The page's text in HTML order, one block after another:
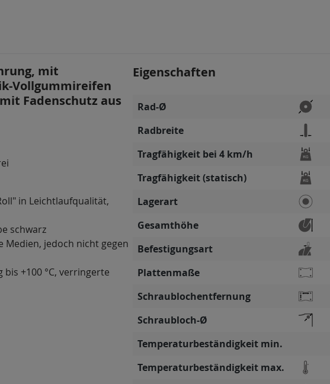
mit
Vollgummireifen
Fadenschutz aus
in Leichtlaufqualität,
schwarz
Medien, jedoch nicht gegen
bis +100 °C, verringerte
Eigenschaften
Rad-Ø
Radbreite
Tragfähigkeit bei 4 km/h
Tragfähigkeit (statisch)
Lagerart
Gesamthöhe
Befestigungsart
Plattenmaße
Schraublochentfernung
Schraubloch-Ø
Temperaturbeständigkeit min.
Temperaturbeständigkeit max.